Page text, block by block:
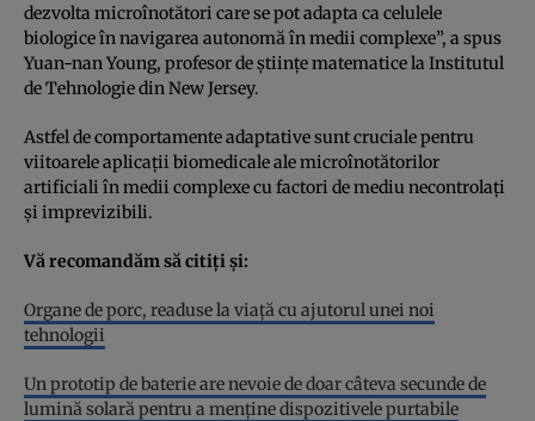
dezvolta microînotători care se pot adapta ca celulele
biologice în navigarea autonomă în medii complexe”, a spus
Yuan-nan Young, profesor de științe matematice la Institutul
de Tehnologie din New Jersey.
Astfel de comportamente adaptative sunt cruciale pentru
viitoarele aplicații biomedicale ale microînotătorilor
artificiali în medii complexe cu factori de mediu necontrolați
și imprevizibili.
Vă recomandăm să citiți și:
Organe de porc, readuse la viață cu ajutorul unei noi
tehnologii
Un prototip de baterie are nevoie de doar câteva secunde de
lumină solară pentru a menține dispozitivele purtabile